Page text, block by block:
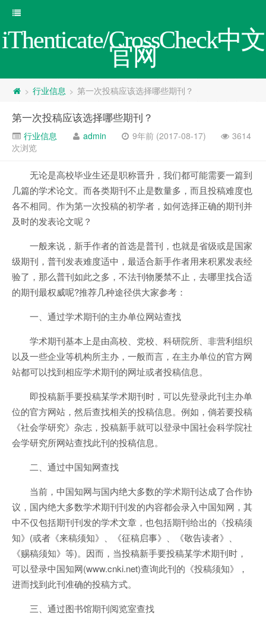
iThenticate/CrossCheck中文
官网
> 行业信息 > 第一次投稿应该选择哪些期刊？
第一次投稿应该选择哪些期刊？
行业信息 admin 9年前 (2017-08-17)
3614
次浏览
无论是高校毕业生还是职称晋升，我们都可能需要一篇到
几篇的学术论文。而各类期刊不止是数量多，而且投稿难度也
各不相同。作为第一次投稿的初学者，如何选择正确的期刊并
及时的发表论文呢？
一般来说，新手作者的首选是普刊，也就是省级或是国家
级期刊，普刊发表难度适中，最适合新手作者用来积累发表经
验了，那么普刊如此之多，不法刊物屡禁不止，去哪里找合适
的期刊最权威呢?推荐几种途径供大家参考：
一、通过学术期刊的主办单位网站查找
学术期刊基本上是由高校、党校、科研院所、非营利组织
以及一些企业等机构所主办，一般而言，在主办单位的官方网
站都可以找到相应学术期刊的网址或者投稿信息。
即投稿新手要投稿某学术期刊时，可以先登录此刊主办单
位的官方网站，然后查找相关的投稿信息。例如，倘若要投稿
《社会学研究》杂志，投稿新手就可以登录中国社会科学院社
会学研究所网站查找此刊的投稿信息。
二、通过中国知网查找
当前，中国知网与国内绝大多数的学术期刊达成了合作协
议，国内绝大多数学术期刊刊发的内容都会录入中国知网，其
中不仅包括期刊刊发的学术文章，也包括期刊给出的《投稿须
知》(或者《来稿须知》、《征稿启事》、《敬告读者》、
《赐稿须知》等)。因而，当投稿新手要投稿某学术期刊时，
可以登录中国知网(www.cnki.net)查询此刊的《投稿须知》，
进而找到此刊准确的投稿方式。
三、通过图书馆期刊阅览室查找